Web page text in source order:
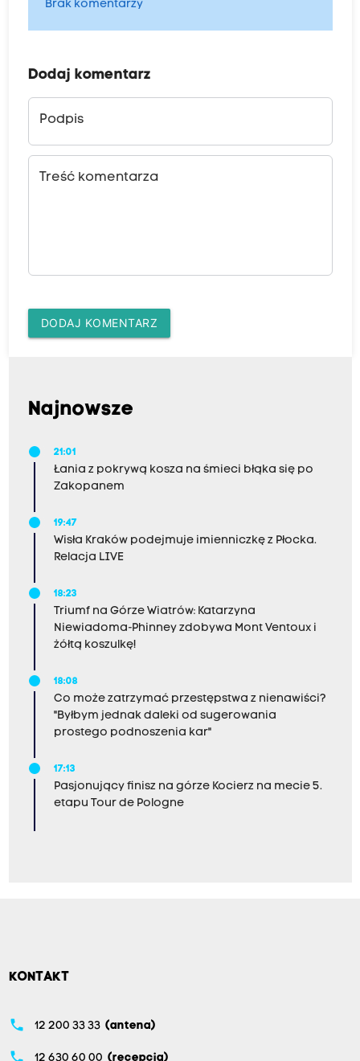
Brak komentarzy
Dodaj komentarz
Podpis
Treść komentarza
DODAJ KOMENTARZ
Najnowsze
21:01
Łania z pokrywą kosza na śmieci błąka się po
Zakopanem
19:47
Wisła Kraków podejmuje imienniczkę z Płocka.
Relacja LIVE
18:23
Triumf na Górze Wiatrów: Katarzyna
Niewiadoma-Phinney zdobywa Mont Ventoux i
żółtą koszulkę!
18:08
Co może zatrzymać przestępstwa z nienawiści?
"Byłbym jednak daleki od sugerowania
prostego podnoszenia kar"
17:13
Pasjonujący finisz na górze Kocierz na mecie 5.
etapu Tour de Pologne
KONTAKT
phone 12 200 33 33 (antena)
phone 12 630 60 00 (recepcja)